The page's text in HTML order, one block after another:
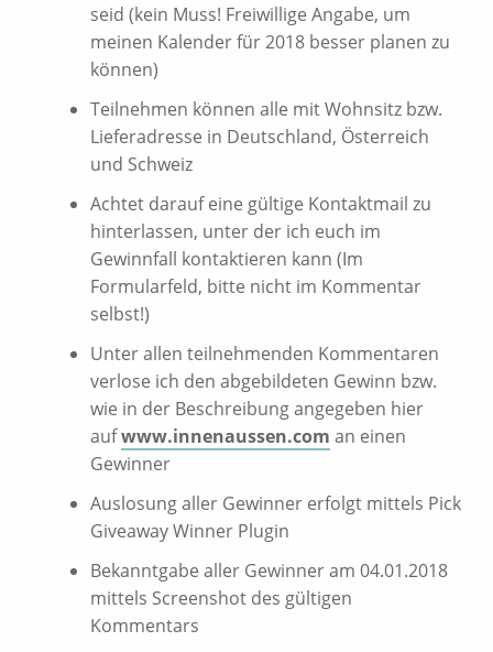
seid (kein Muss! Freiwillige Angabe, um
meinen Kalender für 2018 besser planen zu
können)
Teilnehmen können alle mit Wohnsitz bzw.
Lieferadresse in Deutschland, Österreich
und Schweiz
Achtet darauf eine gültige Kontaktmail zu
hinterlassen, unter der ich euch im
Gewinnfall kontaktieren kann (Im
Formularfeld, bitte nicht im Kommentar
selbst!)
Unter allen teilnehmenden Kommentaren
verlose ich den abgebildeten Gewinn bzw.
wie in der Beschreibung angegeben hier
aufwww.innenaussen.com an einen
Gewinner
Auslosung aller Gewinner erfolgt mittels Pick
Giveaway Winner Plugin
Bekanntgabe aller Gewinner am 04.01.2018
mittels Screenshot des gültigen
Kommentars